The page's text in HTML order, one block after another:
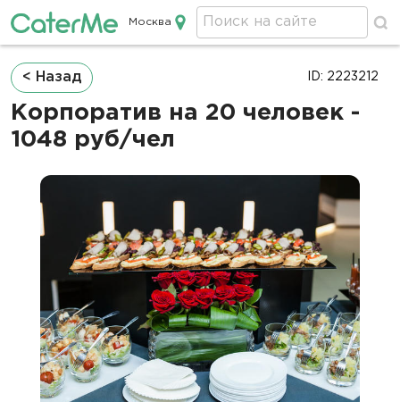
Кейтеринг в Москве
Москва
Строка
навигации
< Назад
Корпоратив на 20 человек -
1048 руб/чел
ID: 2223212